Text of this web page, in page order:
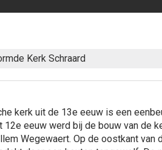
Kerk Schraard
kerk uit de 13e eeuw is een
12e eeuw werd bij de bouw van de
Wegewaert. Op de oostkant